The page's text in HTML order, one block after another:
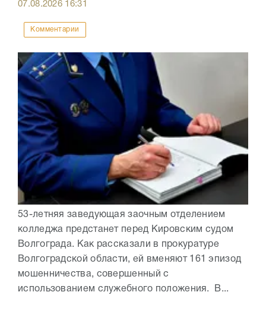
07.08.2026 16:31
Комментарии
53-летняя заведующая заочным отделением
колледжа предстанет перед Кировским судом
Волгограда. Как рассказали в прокуратуре
Волгоградской области, ей вменяют 161 эпизод
мошенничества, совершенный с
использованием служебного положения. В...